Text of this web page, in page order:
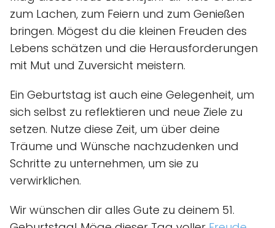
zum Lachen, zum Feiern und zum Genießen
bringen. Mögest du die kleinen Freuden des
Lebens schätzen und die Herausforderungen
mit Mut und Zuversicht meistern.
Ein Geburtstag ist auch eine Gelegenheit, um
sich selbst zu reflektieren und neue Ziele zu
setzen. Nutze diese Zeit, um über deine
Träume und Wünsche nachzudenken und
Schritte zu unternehmen, um sie zu
verwirklichen.
Wir wünschen dir alles Gute zu deinem 51.